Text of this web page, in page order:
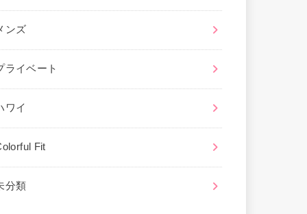
ンズ
ライベート
ワイ
Fit
分類